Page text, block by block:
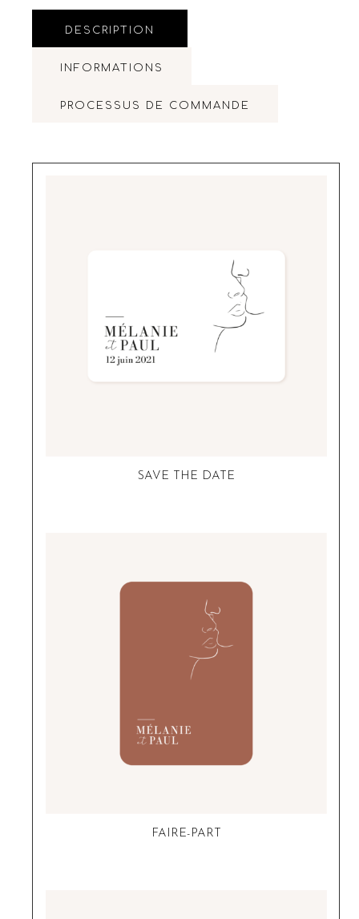
DESCRIPTION
INFORMATIONS
PROCESSUS DE COMMANDE
SAVE THE DATE
FAIRE-PART